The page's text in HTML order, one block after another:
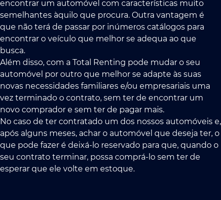
encontrar um automóvel com características muito
semelhantes àquilo que procura. Outra vantagem é
que não terá de passar por inúmeros catálogos para
encontrar o veículo que melhor se adequa ao que
busca.
Além disso, com a Total Renting pode mudar o seu
automóvel por outro que melhor se adapte às suas
novas necessidades familiares e/ou empresariais uma
vez terminado o contrato, sem ter de encontrar um
novo comprador e sem ter de pagar mais.
No caso de ter contratado um dos nossos automóveis e,
após alguns meses, achar o automóvel que deseja ter, o
que pode fazer é deixá-lo reservado para que, quando o
seu contrato terminar, possa comprá-lo sem ter de
esperar que ele volte em estoque.